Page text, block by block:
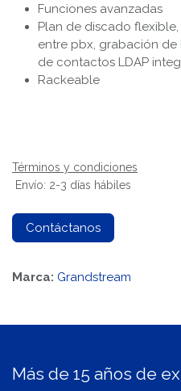
Funciones avanzadas
Plan de discado
entre pbx, grabación
de contactos LDAP
Rackeable
Términos y condiciones
Envío: 2-3 días hábiles
Contáctanos
Marca: Grandstream
Más de 15 años de